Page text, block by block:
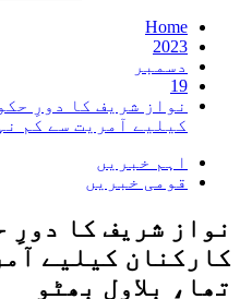
Home
2023
دسمبر
19
نواز شریف کا دورِ
کیلیے آمریت سے کم
اہم خبریں
قومی خبریں
نواز شریف کا دورِ
کارکنان کیلیے
تھا، بلاول بھٹو